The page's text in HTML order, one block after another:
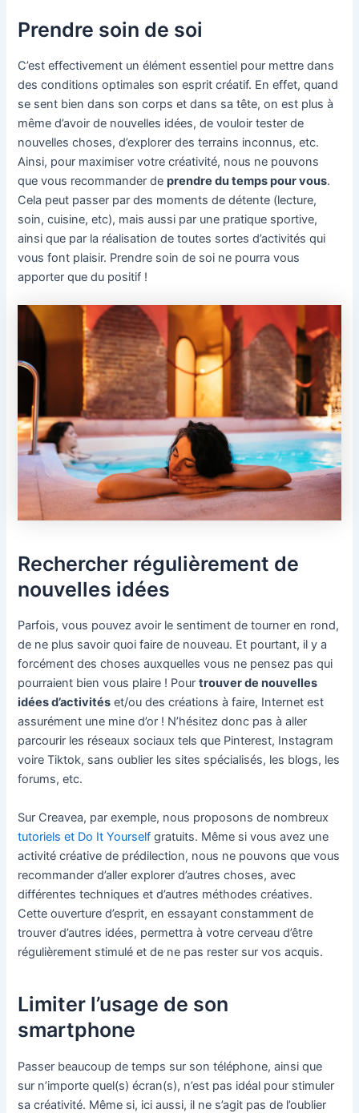
Prendre soin de soi
C’est effectivement un élément essentiel pour mettre dans
des conditions optimales son esprit créatif. En effet, quand
se sent bien dans son corps et dans sa tête, on est plus à
même d’avoir de nouvelles idées, de vouloir tester de
nouvelles choses, d’explorer des terrains inconnus, etc.
Ainsi, pour maximiser votre créativité, nous ne pouvons
que vous recommander deprendre du temps pour vous.
Cela peut passer par des moments de détente (lecture,
soin, cuisine, etc), mais aussi par une pratique sportive,
ainsi que par la réalisation de toutes sortes d’activités qui
vous font plaisir. Prendre soin de soi ne pourra vous
apporter que du positif !
Rechercher régulièrement de
nouvelles idées
Parfois, vous pouvez avoir le sentiment de tourner en rond,
de ne plus savoir quoi faire de nouveau. Et pourtant, il y a
forcément des choses auxquelles vous ne pensez pas qui
pourraient bien vous plaire ! Pourtrouver de nouvelles
idées d’activités et/ou des créations à faire, Internet est
assurément une mine d’or ! N’hésitez donc pas à aller
parcourir les réseaux sociaux tels que Pinterest, Instagram
voire Tiktok, sans oublier les sites spécialisés, les blogs, les
forums, etc.
Sur Creavea, par exemple, nous proposons de nombreux
tutoriels et Do It Yourself gratuits. Même si vous avez une
activité créative de prédilection, nous ne pouvons que vous
recommander d’aller explorer d’autres choses, avec
différentes techniques et d’autres méthodes créatives.
Cette ouverture d’esprit, en essayant constamment de
trouver d’autres idées, permettra à votre cerveau d’être
régulièrement stimulé et de ne pas rester sur vos acquis.
Limiter l’usage de son
smartphone
Passer beaucoup de temps sur son téléphone, ainsi que
sur n’importe quel(s) écran(s), n’est pas idéal pour stimuler
sa créativité. Même si, ici aussi, il ne s’agit pas de l’oublier